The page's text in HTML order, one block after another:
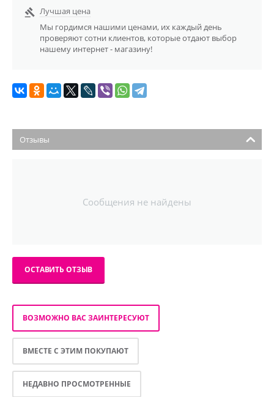

Лучшая цена
Мы гордимся нашими ценами, их каждый день
проверяют сотни клиентов, которые отдают выбор
нашему интернет - магазину!
Отзывы
Сообщения не найдены
ОСТАВИТЬ ОТЗЫВ
ВОЗМОЖНО ВАС ЗАИНТЕРЕСУЮТ
ВМЕСТЕ С ЭТИМ ПОКУПАЮТ
НЕДАВНО ПРОСМОТРЕННЫЕ